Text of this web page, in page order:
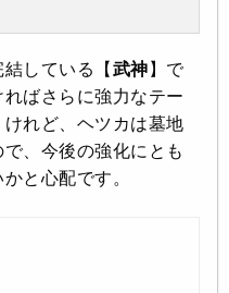
している【 武神 】で
ばさらに強力なテー
れど、ヘツカは墓地
、今後の強化にとも
と心配です。